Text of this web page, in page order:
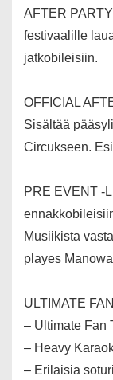
AFTER
festivaalille
jatkobileisiin.
OFFICIAL
Sisältää
Circukseen.
PRE EVENT -
Musiikista
playes
ULTIMATE
– Ultimate Fan
– Heavy
– Erilaisia